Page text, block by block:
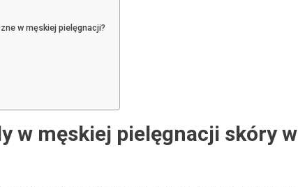
w męskiej pielęgnacji?
w męskiej pielęgnacji skóry w